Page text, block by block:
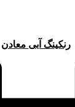
رنکینگ آبی معادن